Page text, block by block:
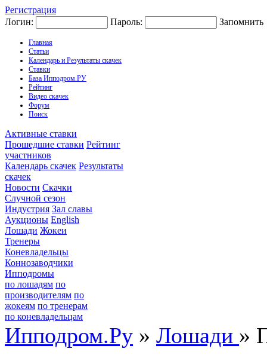
Регистрация
Логин:
Пароль: Запомнить
Главная
Статьи
Календарь и Результаты скачек
Ставки
База Ипподром.РУ
Рейтинг
Видео скачек
Форум
Поиск
Активные ставки
Прошедшие ставки Рейтинг
участников
Календарь скачек Результаты
скачек
Новости Скачки
Случной сезон
Индустрия Зал славы
Аукционы English
Лошади Жокеи
Тренеры
Коневладельцы
Коннозаводчики
Ипподромы
по лошадям по
производителям по
жокеям по тренерам
по коневладельцам
Ипподром.Ру » Лошади »